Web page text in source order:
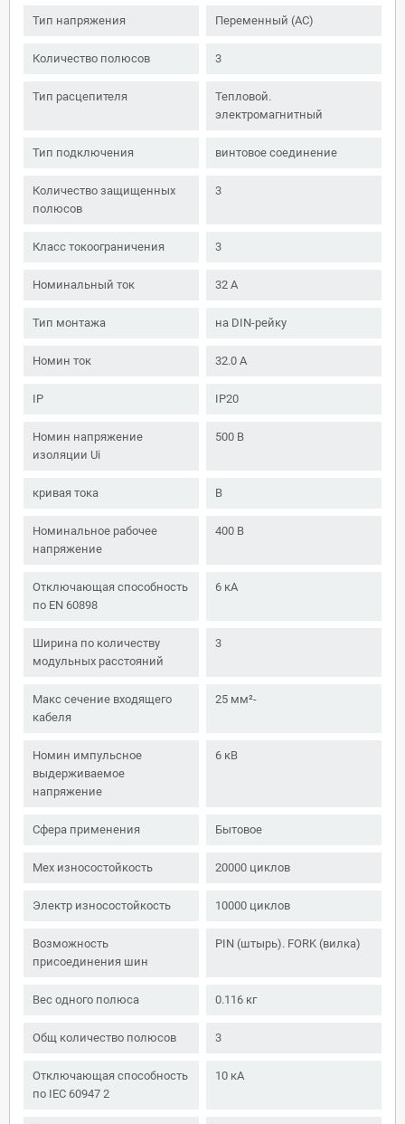
Тип напряжения Переменный (AC)
Количество полюсов 3
Тип расцепителя
Тепловой.
электромагнитный
Тип подключения винтовое соединение
Количество защищенных
полюсов
3
Класс токоограничения 3
Номинальный ток 32 А
Тип монтажа на DIN-рейку
Номин ток 32.0 А
IP IP20
Номин напряжение
изоляции Ui
500 В
кривая тока B
Номинальное рабочее
напряжение
400 В
Отключающая способность
по EN 60898
6 кА
Ширина по количеству
модульных расстояний
3
Макс сечение входящего
кабеля
25 мм²-
Номин импульсное
выдерживаемое
напряжение
6 кВ
Сфера применения Бытовое
Мех износостойкость 20000 циклов
Электр износостойкость 10000 циклов
Возможность
присоединения шин
PIN (штырь). FORK (вилка)
Вес одного полюса 0.116 кг
Общ количество полюсов 3
Отключающая способность
по IEC 60947 2
10 кА